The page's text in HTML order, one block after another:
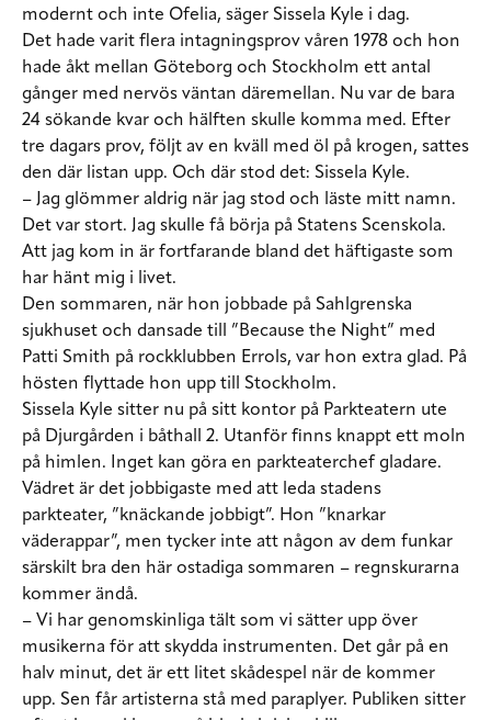
modernt och inte Ofelia, säger Sissela Kyle i dag.
Det hade varit flera intagningsprov våren 1978 och hon
hade åkt mellan Göteborg och Stockholm ett antal
gånger med nervös väntan däremellan. Nu var de bara
24 sökande kvar och hälften skulle komma med. Efter
tre dagars prov, följt av en kväll med öl på krogen, sattes
den där listan upp. Och där stod det: Sissela Kyle.
– Jag glömmer aldrig när jag stod och läste mitt namn.
Det var stort. Jag skulle få börja på Statens Scenskola.
Att jag kom in är fortfarande bland det häftigaste som
har hänt mig i livet.
Den sommaren, när hon jobbade på Sahlgrenska
sjukhuset och dansade till ”Because the Night” med
Patti Smith på rockklubben Errols, var hon extra glad. På
hösten flyttade hon upp till Stockholm.
Sissela Kyle sitter nu på sitt kontor på Parkteatern ute
på Djurgården i båthall 2. Utanför finns knappt ett moln
på himlen. Inget kan göra en parkteaterchef gladare.
Vädret är det jobbigaste med att leda stadens
parkteater, ”knäckande jobbigt”. Hon ”knarkar
väderappar”, men tycker inte att någon av dem funkar
särskilt bra den här ostadiga sommaren – regnskurarna
kommer ändå.
– Vi har genomskinliga tält som vi sätter upp över
musikerna för att skydda instrumenten. Det går på en
halv minut, det är ett litet skådespel när de kommer
upp. Sen får artisterna stå med paraplyer. Publiken sitter